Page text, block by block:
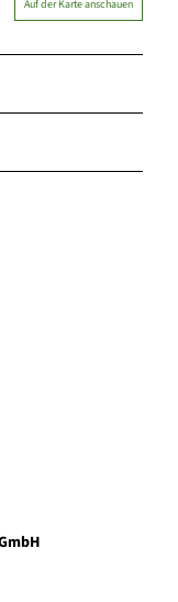
Auf der Karte anschauen